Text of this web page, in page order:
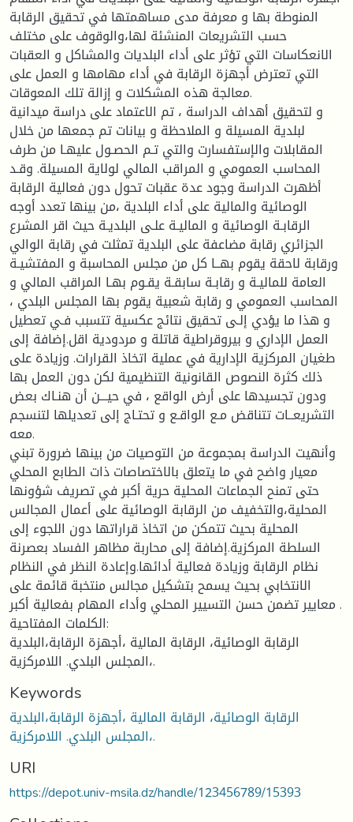
المنوطة بها و معرفة مدى مساهمتها في تحقيق الرقابة
حسب التشريعات المنشئة لها،والوقوف على مختلف
الانعكاسات التي تؤثر على أداء البلديات والمشاكل و العقبات
التي تعترض أجهزة الرقابة في أداء مهامها و العمل على
معالجة هذه المشكلات و إزالة تلك المعوقات.
و لتحقيق أهداف الدراسة ، تم الاعتماد على دراسة ميدانية
لبلدية المسيلة و الملاحظة و بيانات تم جمعها من خلال
المقابلات والإستفسارت والتي تـم الحصـول عليهـا من طرف
المحاسب العمومي و المراقب المالي لولاية المسيلة. وقـد
أظهرت الدراسة وجود عدة عقبات تحول دون فعالية الرقابة
الوصائية والمالية على أداء البلدية ،من بينها تعدد أوجه
الرقابـة الوصائية و الماليـة علـى البلديـة حيث اقر المشرع
الجزائري رقابة مضاعفة على البلدية تمثلت في رقابة الوالي
ورقابة لاحقة يقوم بهــا كل من مجلس المحاسبة و المفتشيـة
العامة للماليـة و رقابـة سابقـة يقـوم بهـا المراقب المالي و
المحاسب العمومي و رقابة شعبية يقوم بها المجلس البلدي ،
و هذا ما يؤدي إلـى تحقيق نتائج عكسية تتسبب فـي تعطيل
العمل الإداري و بيروقراطية قاتلة و مردودية اقل.إضافة إلى
طغيان المركزية الإدارية في عملية اتخاذ القرارات. وزيادة على
ذلك كثرة النصوص القانونية التنظيمية لكن دون العمل بها
ودون تجسيدها على أرض الواقع ، في حيـــن أن هنـاك بعض
التشريعــات تتناقض مـع الواقـع و تحتـاج إلى تعديلها لتنسجم
معه.
وأنهيت الدراسة بمجموعة من التوصيات من بينها ضرورة تبني
معيار واضح في ما يتعلق بالاختصاصات ذات الطابع المحلي
حتى تمنح الجماعات المحلية حرية أكبر في تصريف شؤونها
المحلية،والتخفيف من الرقابة الوصائية على أعمال المجالس
المحلية بحيث تتمكن من اتخاذ قراراتها دون اللجوء إلى
السلطة المركزية.إضافة إلى محاربة مظاهر الفساد بعصرنة
نظام الرقابة وزيادة فعالية أدائها.وإعادة النظر في النظام
الانتخابي بحيث يسمح بتشكيل مجالس منتخبة قائمة على
معايير تضمن حسن التسيير المحلي وأداء المهام بفعالية أكبر .
الكلمات المفتاحية:
الرقابة الوصائية، الرقابة المالية ،أجهزة الرقابة،البلدية
،المجلس البلدي. اللامركزية.
Keywords
الرقابة الوصائية، الرقابة المالية ،أجهزة الرقابة،البلدية
،المجلس البلدي. اللامركزية.
URI
https://depot.univ-msila.dz/handle/123456789/15393